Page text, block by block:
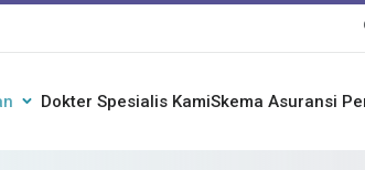
Dokter Spesialis KamiSkema Asuransi